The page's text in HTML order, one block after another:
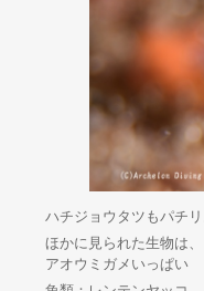
ハチジョウタツもパチリ
ほかに見られた生物は、
アオウミガメいっぱい